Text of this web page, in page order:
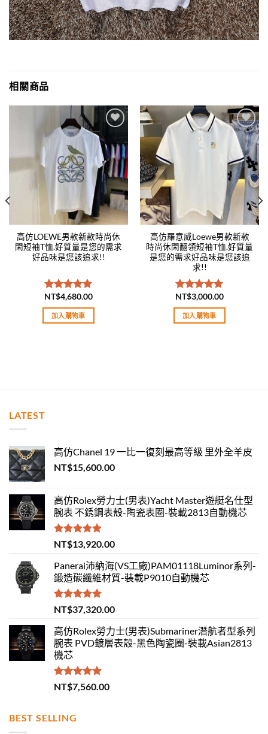
相關商品
Add to
wishlist
高仿LOEWE男款新款時尚休
閑短袖T恤.好質量是您的需求
好品味是您該追求!!
評分5.00
滿分 5
NT$4,680.00
加入購物車
Add to
wishlist
高仿羅意威Loewe男款新款
時尚休閑翻領短袖T恤.好質量
是您的需求好品味是您該追
求!!
評分5.00
滿分 5
NT$3,000.00
加入購物車
LATEST
高仿Chanel 19 一比一復刻最高等級 里外全羊皮
NT$15,600.00
高仿Rolex勞力士(男表)Yacht Master遊艇名仕型
腕表 不銹鋼表殼-陶瓷表圈-裝載2813自動機芯
評分5.00
滿分 5
NT$13,920.00
Panerai沛納海(VS工廠)PAM01118Luminor系列-
鍛造碳纖維材質-裝載P9010自動機芯
評分5.00
滿分 5
NT$37,320.00
高仿Rolex勞力士(男表)Submariner潛航者型系列
腕表 PVD鍍層表殼-黑色陶瓷圈-裝載Asian2813
機芯
評分 5.00
滿分 5
NT$7,560.00
BEST SELLING